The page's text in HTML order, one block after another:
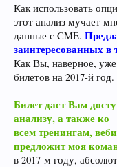
Как использовать
этот анализ мучает
данные с CME.
заинтересованных
Как Вы, наверное,
билетов на 2017-й год.
Билет даст Вам
анализу, а также ко
всем тренингам,
предложит моя
в 2017-м году,